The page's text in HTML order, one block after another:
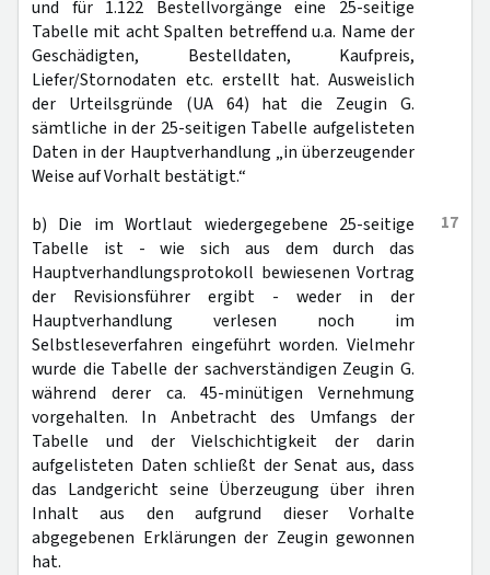
und für 1.122 Bestellvorgänge eine 25-seitige
Tabelle mit acht Spalten betreffend u.a. Name der
Geschädigten, Bestelldaten, Kaufpreis,
Liefer/Stornodaten etc. erstellt hat. Ausweislich
der Urteilsgründe (UA 64) hat die Zeugin G.
sämtliche in der 25-seitigen Tabelle aufgelisteten
Daten in der Hauptverhandlung „in überzeugender
Weise auf Vorhalt bestätigt.“
17
b) Die im Wortlaut wiedergegebene 25-seitige
Tabelle ist - wie sich aus dem durch das
Hauptverhandlungsprotokoll bewiesenen Vortrag
der Revisionsführer ergibt - weder in der
Hauptverhandlung verlesen noch im
Selbstleseverfahren eingeführt worden. Vielmehr
wurde die Tabelle der sachverständigen Zeugin G.
während derer ca. 45-minütigen Vernehmung
vorgehalten. In Anbetracht des Umfangs der
Tabelle und der Vielschichtigkeit der darin
aufgelisteten Daten schließt der Senat aus, dass
das Landgericht seine Überzeugung über ihren
Inhalt aus den aufgrund dieser Vorhalte
abgegebenen Erklärungen der Zeugin gewonnen
hat.